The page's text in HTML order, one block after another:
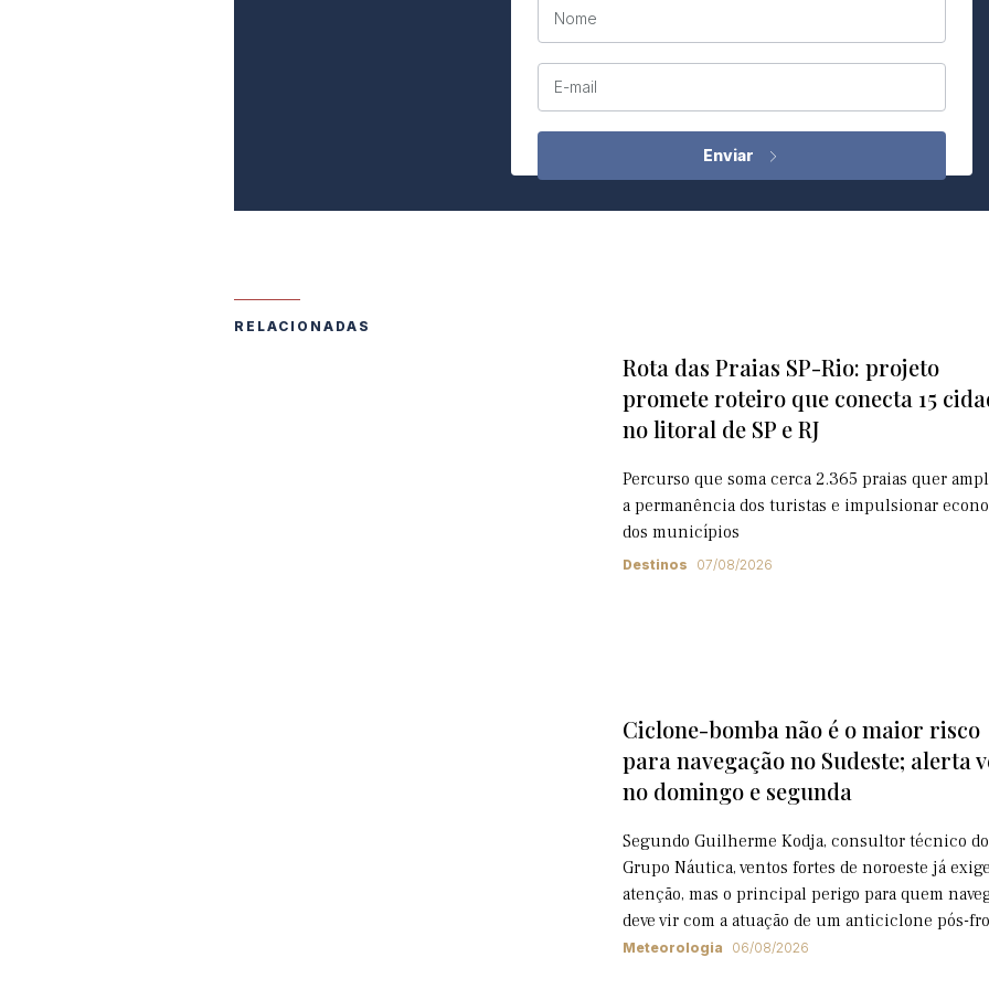
Nome
E-mail
RELACIONADAS
Rota das Praias SP-Rio: projeto
promete roteiro que conecta 15
no litoral de SP e RJ
Percurso que soma cerca 2.365 praias quer
a permanência dos turistas e impulsionar
dos municípios
Destinos 07/08/2026
Ciclone-bomba não é o maior risco
para navegação no Sudeste; alerta
no domingo e segunda
Segundo Guilherme Kodja, consultor técnico do
Grupo Náutica, ventos fortes de noroeste já
atenção, mas o principal perigo para quem
deve vir com a atuação de um anticiclone pós-
Meteorologia 06/08/2026